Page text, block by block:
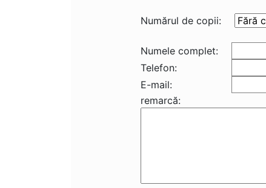
Numărul de copii:
Numele complet:
Telefon:
E-mail:
remarcă: